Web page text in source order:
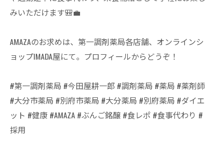
みいただけます🎒💼
AMAZAのお求めは、第一調剤薬局各店舗、オンラインシ
ョップIMADA屋にて。プロフィールからどうぞ！
#第一調剤薬局 #今田屋耕一郎 #調剤薬局 #薬局 #薬剤師
#大分市薬局 #別府市薬局 #大分薬局 #別府薬局 #ダイエ
ット #健康 #AMAZA #ぶんご銘醸 #食レポ #食事代わり #
採用